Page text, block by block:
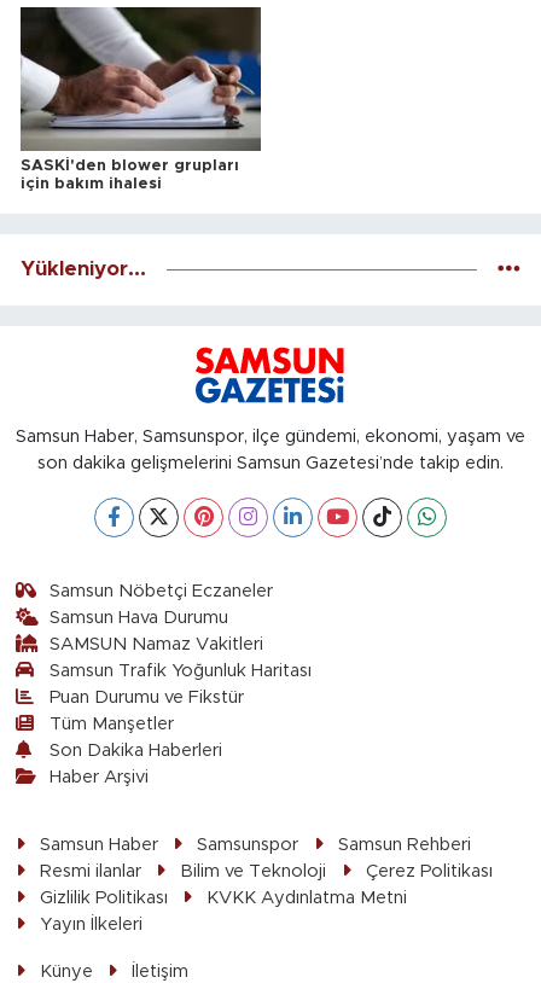
SASKİ'den blower grupları
için bakım ihalesi
Yükleniyor...
Samsun Haber, Samsunspor, ilçe gündemi, ekonomi, yaşam ve
son dakika gelişmelerini Samsun Gazetesi’nde takip edin.
Samsun Nöbetçi Eczaneler
Samsun Hava Durumu
SAMSUN Namaz Vakitleri
Samsun Trafik Yoğunluk Haritası
Puan Durumu ve Fikstür
Tüm Manşetler
Son Dakika Haberleri
Haber Arşivi
Samsun Haber Samsunspor
Samsun Rehberi
Resmi ilanlar
Bilim ve Teknoloji
Çerez Politikası
Gizlilik Politikası
KVKK Aydınlatma Metni
Yayın İlkeleri
Künye İletişim